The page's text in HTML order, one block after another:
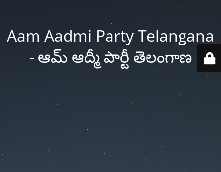
Aam Aadmi Party Telangana
- ఆమ్ ఆద్మీ పార్టీ తెలంగాణ